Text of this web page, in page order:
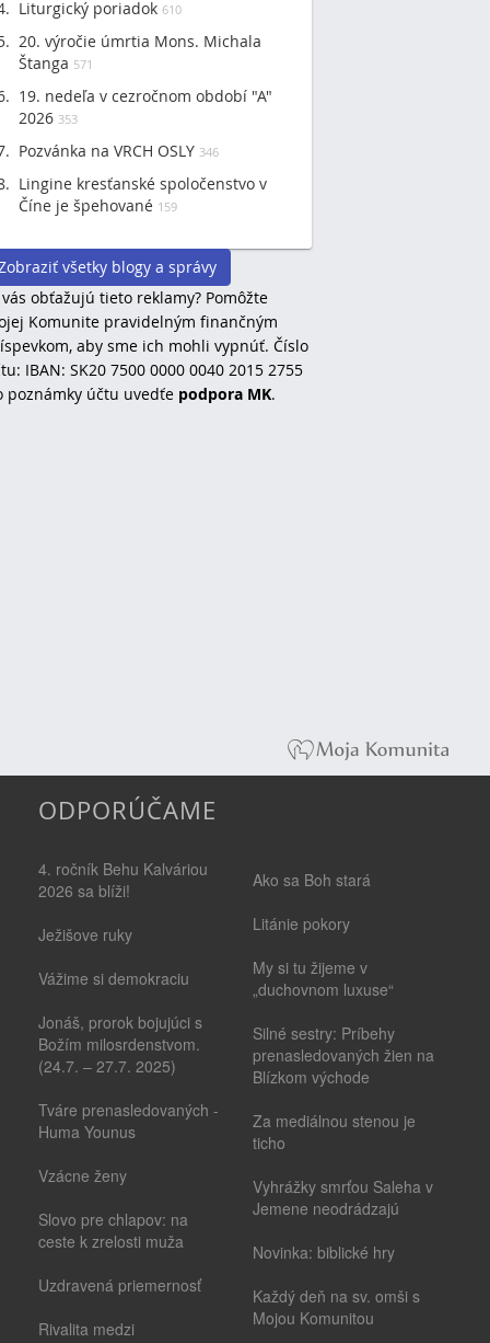
Liturgický poriadok 610
20. výročie úmrtia Mons. Michala
Štanga 571
19. nedeľa v cezročnom období "A"
2026 353
Pozvánka na VRCH OSLY 346
Lingine kresťanské spoločenstvo v
Číne je špehované 159
všetky blogy a správy
obťažujú tieto reklamy? Pomôžte
Komunite pravidelným finančným
aby sme ich mohli vypnúť. Číslo
IBAN: SK20 7500 0000 0040 2015 2755
poznámky účtu uvedťe podpora MK.
ODPORÚČAME
4. ročník Behu Kalváriou
2026 sa blíži!
Ježišove ruky
Vážime si demokraciu
Jonáš, prorok bojujúci s
Božím milosrdenstvom.
(24.7. – 27.7. 2025)
Tváre prenasledovaných -
Huma Younus
Vzácne ženy
Slovo pre chlapov: na
ceste k zrelosti muža
Uzdravená priemernosť
Rivalita medzi
Ako sa Boh stará
Litánie pokory
My si tu žijeme v
„duchovnom luxuse“
Silné sestry: Príbehy
prenasledovaných žien na
Blízkom východe
Za mediálnou stenou je
ticho
Vyhrážky smrťou Saleha v
Jemene neodrádzajú
Novinka: biblické hry
Každý deň na sv. omši s
Mojou Komunitou